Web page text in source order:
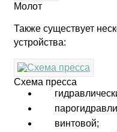
Молот
Также существует
устройства:
Схема пресса
винтовой;